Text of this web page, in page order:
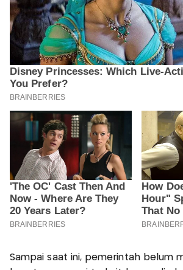
Sampai saat ini, pemerintah belum